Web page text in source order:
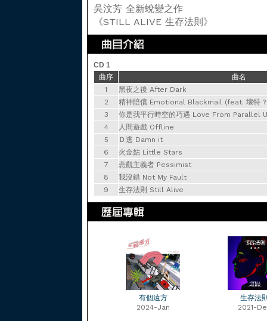
吳汶芳 全新蛻變之作
《STILL ALIVE 生存法則》
CD 1
曲序
曲名
1
黑夜之後 After Dark
2
精神賠償 Emotional Blackmail (feat. 壞特
3
你是我平行時空的巧遇 Love From Parallel
4
人間遊戲 Offline
5
Ｄ逃 Damn it
6
火金姑 Little Stars
7
悲觀主義者 Pessimist
8
我沒錯 Not My Fault
9
生存法則 Still Alive
有個遠方
2024-Jan
生存法
2021-